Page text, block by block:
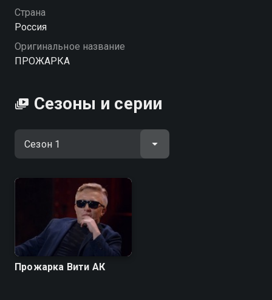
держать удар. «ПРОЖАРКА» — смотрите онлайн в
хорошем качестве.
Страна
Россия
Оригинальное название
ПРОЖАРКА
Сезоны и серии
Прожарка Вити АК